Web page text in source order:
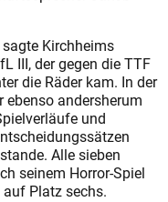
sagte Kirchheims
III, der gegen die TTF
die Räder kam. In der
ebenso andersherum
und
Alle sieben
seinem Horror-Spiel
Platz sechs.